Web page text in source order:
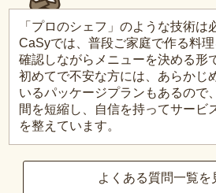
「プロのシェフ」のような技術は
CaSyでは、普段ご家庭で作る料
確認しながらメニューを決める形
初めてで不安な方には、あらかじ
いるパッケージプランもあるので
間を短縮し、自信を持ってサービ
を整えています。
よくある質問一覧を